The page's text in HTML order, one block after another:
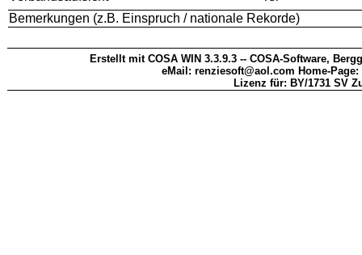
Bemerkungen (z.B. Einspruch / nationale Rekorde)
Erstellt mit COSA WIN 3.3.9.3 -- COSA-Software,
eMail: renziesoft@aol.com Home-Page:
Lizenz für: BY/1731 SV